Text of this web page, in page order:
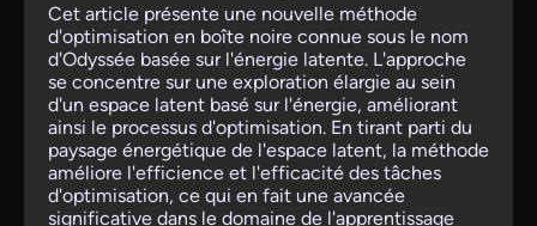
Cet article présente une nouvelle méthode
d'optimisation en boîte noire connue sous le nom
d'Odyssée basée sur l'énergie latente. L'approche
se concentre sur une exploration élargie au sein
d'un espace latent basé sur l'énergie, améliorant
ainsi le processus d'optimisation. En tirant parti du
paysage énergétique de l'espace latent, la méthode
améliore l'efficience et l'efficacité des tâches
d'optimisation, ce qui en fait une avancée
significative dans le domaine de l'apprentissage